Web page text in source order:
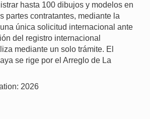
hasta 100 dibujos y modelos en
partes contratantes, mediante la
única solicitud internacional ante
del registro internacional
mediante un solo trámite. El
se rige por el Arreglo de La
2026